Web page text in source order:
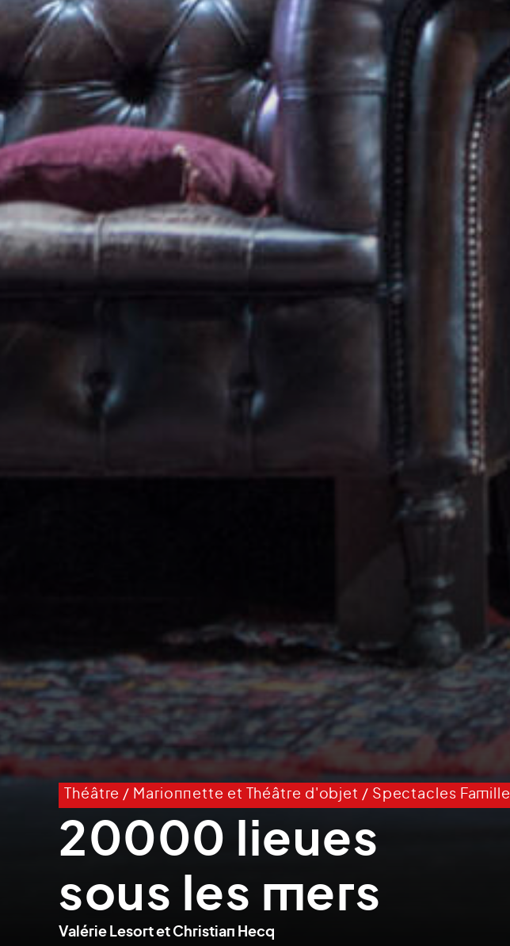
Théâtre / Marionnette et Théâtre d'objet / Spectacles Famille
20000 lieues
sous les mers
Valérie Lesort et Christian Hecq